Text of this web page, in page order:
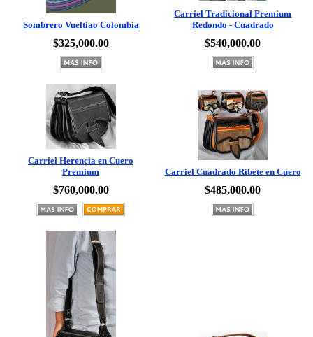
Sombrero Vueltiao Colombia
$325,000.00 $540,000.00
Carriel Herencia en Cuero
Premium
$760,000.00
Carriel Cuadrado Ribete en Cuero
$485,000.00